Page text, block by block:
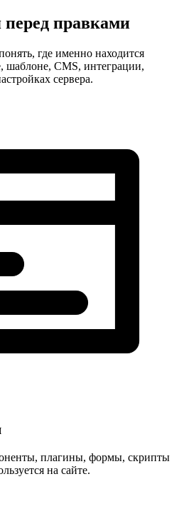
перед правками
где именно находится
шаблоне, CMS, интеграции,
сервера.
плагины, формы, скрипты
на сайте.